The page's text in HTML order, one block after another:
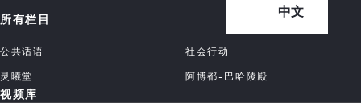
中文
所有栏目
公共话语
社会行动
灵曦堂
阿博都-巴哈陵殿
视频库